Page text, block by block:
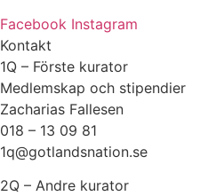
Facebook Instagram
Kontakt
1Q – Förste kurator
Medlemskap och stipendier
Zacharias Fallesen
018 – 13 09 81
1q@gotlandsnation.se
2Q – Andre kurator